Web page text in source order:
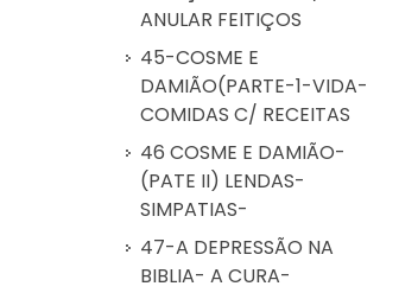
ANULAR FEITIÇOS
45-COSME E
DAMIÃO(PARTE-1-VIDA-
COMIDAS C/ RECEITAS
46 COSME E DAMIÃO-
(PATE II) LENDAS-
SIMPATIAS-
47-A DEPRESSÃO NA
BIBLIA- A CURA-